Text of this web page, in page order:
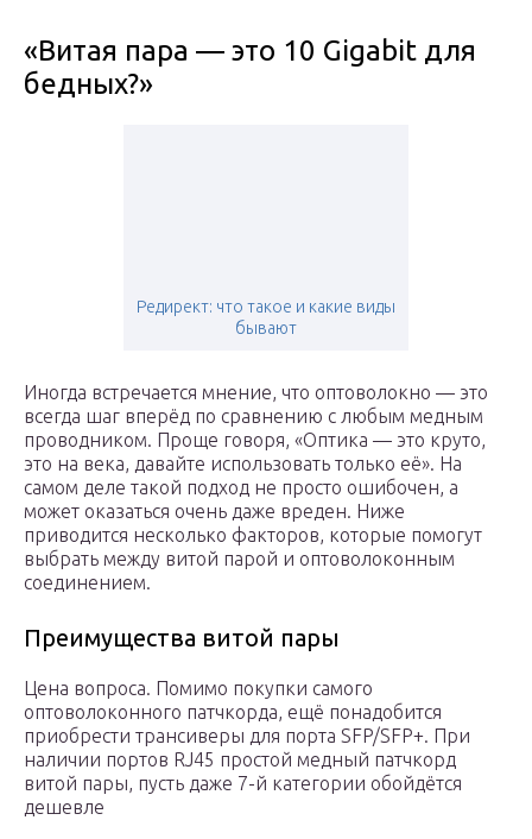
«Витая пара — это 10 Gigabit для
бедных?»
Редирект: что такое и какие виды
бывают
Иногда встречается мнение, что оптоволокно — это
всегда шаг вперёд по сравнению с любым медным
проводником. Проще говоря, «Оптика — это круто,
это на века, давайте использовать только её». На
самом деле такой подход не просто ошибочен, а
может оказаться очень даже вреден. Ниже
приводится несколько факторов, которые помогут
выбрать между витой парой и оптоволоконным
соединением.
Преимущества витой пары
Цена вопроса. Помимо покупки самого
оптоволоконного патчкорда, ещё понадобится
приобрести трансиверы для порта SFP/SFP+. При
наличии портов RJ45 простой медный патчкорд
витой пары, пусть даже 7-й категории обойдётся
дешевле